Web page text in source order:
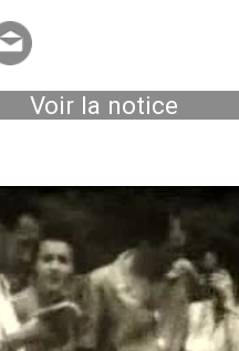
Voir la notice